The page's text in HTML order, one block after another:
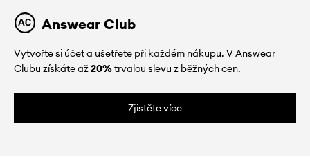
Answear Club
Vytvořte si účet a ušetřete při každém nákupu. V Answear
Clubu získáte až20%trvalou slevu z běžných cen.
Zjistěte více